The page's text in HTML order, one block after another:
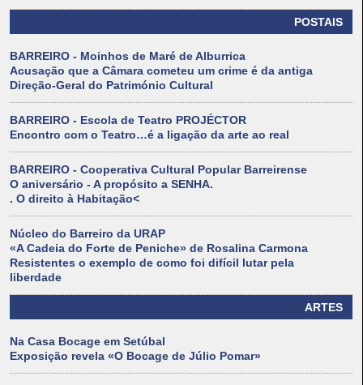
POSTAIS
BARREIRO - Moinhos de Maré de Alburrica
Acusação que a Câmara cometeu um crime é da antiga
Direção-Geral do Património Cultural
BARREIRO - Escola de Teatro PROJÉCTOR
Encontro com o Teatro…é a ligação da arte ao real
BARREIRO - Cooperativa Cultural Popular Barreirense
O aniversário - A propósito a SENHA.
. O direito à Habitação<
Núcleo do Barreiro da URAP
«A Cadeia do Forte de Peniche» de Rosalina Carmona
Resistentes o exemplo de como foi difícil lutar pela
liberdade
ARTES
Na Casa Bocage em Setúbal
Exposição revela «O Bocage de Júlio Pomar»